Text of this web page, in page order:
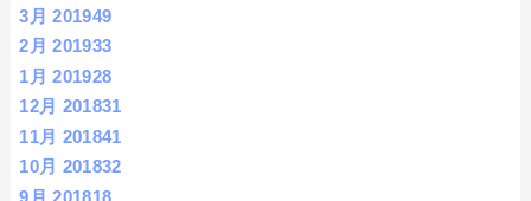
3月 201949
2月 201933
1月 201928
12月 201831
11月 201841
10月 201832
9月 201818